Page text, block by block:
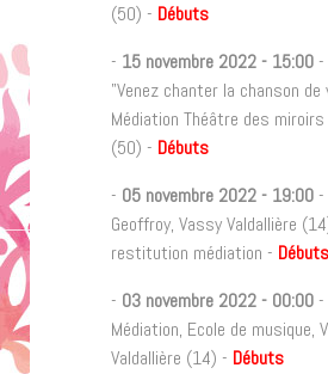
(50) - Débuts
- 15 novembre 2022 - 15:00
"Venez chanter la chanson de
Médiation Théâtre des miroirs
(50) - Débuts
- 05 novembre 2022 - 19:00
Geoffroy, Vassy Valdallière
restitution médiation - Débuts
- 03 novembre 2022 - 00:00 -
Médiation, Ecole de musique,
Valdallière (14) - Débuts